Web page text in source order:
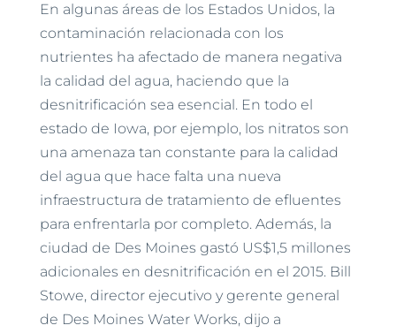
En algunas áreas de los Estados Unidos, la
contaminación relacionada con los
nutrientes ha afectado de manera negativa
la calidad del agua, haciendo que la
desnitrificación sea esencial. En todo el
estado de Iowa, por ejemplo, los nitratos son
una amenaza tan constante para la calidad
del agua que hace falta una nueva
infraestructura de tratamiento de efluentes
para enfrentarla por completo. Además, la
ciudad de Des Moines gastó US$1,5 millones
adicionales en desnitrificación en el 2015. Bill
Stowe, director ejecutivo y gerente general
de Des Moines Water Works, dijo a